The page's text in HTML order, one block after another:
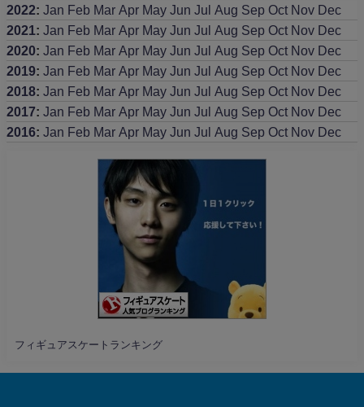
2022: Jan Feb Mar Apr May Jun Jul Aug Sep Oct Nov Dec
2021 : Jan Feb Mar Apr May Jun Jul Aug Sep Oct Nov Dec
2020: Jan Feb Mar Apr May Jun Jul Aug Sep Oct Nov Dec
2019: Jan Feb Mar Apr May Jun Jul Aug Sep Oct Nov Dec
2018: Jan Feb Mar Apr May Jun Jul Aug Sep Oct Nov Dec
2017: Jan Feb Mar Apr May Jun Jul Aug Sep Oct Nov Dec
2016: Jan Feb Mar Apr May Jun Jul Aug Sep Oct Nov Dec
フィギュアスケートランキング